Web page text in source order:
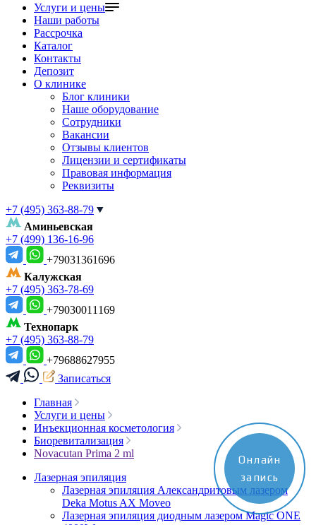
Услуги и цены
Наши работы
Рассрочка
Каталог
Контакты
Депозит
О клинике
Блог клиники
Наше оборудование
Сотрудники
Вакансии
Отзывы клиентов
Лицензии и сертификаты
Правовая информация
Реквизиты
+7 (495) 363-88-79
Аминьевская
+7 (499) 136-16-96
+79031361696
Калужская
+7 (495) 363-78-69
+79030011169
Технопарк
+7 (495) 363-88-79
+79688627955
Записаться
Главная
Услуги и цены
Инъекционная косметология
Биоревитализация
Novacutan Prima 2 ml
Лазерная эпиляция
Лазерная эпиляция Александритовым лазером
Deka Motus AX Moveo
Лазерная эпиляция диодным лазером Magic ONE
Онлайн
запись